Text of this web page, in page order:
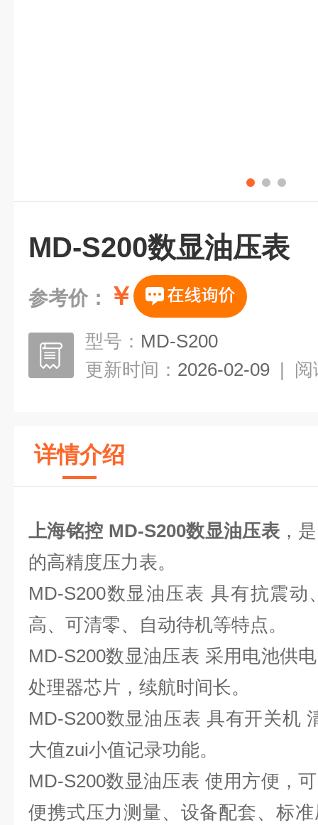
MD-S200数显油压表
参考价： ￥
型号： MD-S200
更新时间： 2026-02-09 | 阅
详情介绍
上海铭控 MD-S200数显油压表 ，
的高精度压力表。
MD-S200数显油压表 具有抗震
高、可清零、自动待机等特点。
MD-S200数显油压表 采用电池供
处理器芯片，续航时间长。
MD-S200数显油压表 具有开关机
大值zui小值记录功能。
MD-S200数显油压表 使用方便，
便携式压力测量、设备配套、标